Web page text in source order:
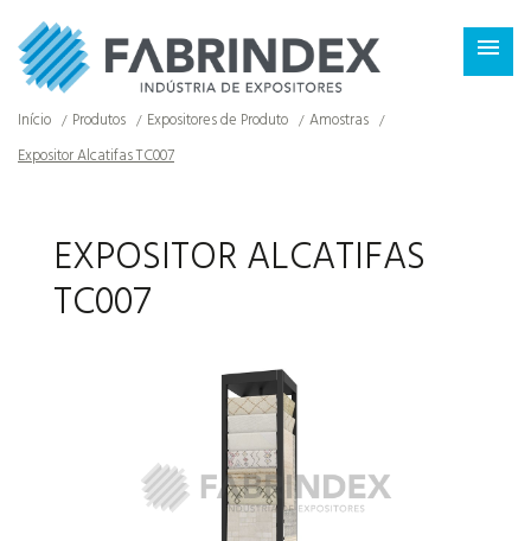

×
Início Produtos Expositores de Produto
Amostras
Expositor Alcatifas TC007
EXPOSITOR ALCATIFAS
TC007